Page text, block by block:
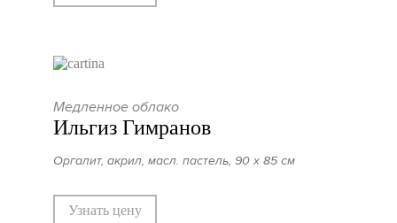
Медленное облако
Ильгиз Гимранов
Оргалит, акрил, масл. пастель, 90 х 85 см
Узнать цену